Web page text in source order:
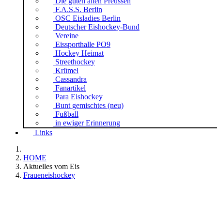
F.A.S.S. Berlin
OSC Eisladies Berlin
Deutscher Eishockey-Bund
Vereine
Eissporthalle PO9
Hockey Heimat
Streethockey
Krümel
Cassandra
Fanartikel
Para Eishockey
Bunt gemischtes (neu)
Fußball
in ewiger Erinnerung
Links
HOME
Aktuelles vom Eis
Fraueneishockey